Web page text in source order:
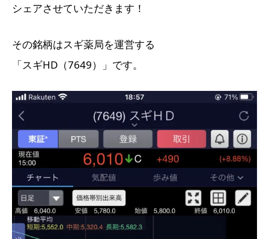
シェアさせていただきます！
その銘柄はスギ薬局を運営する
「スギHD（7649）」です。